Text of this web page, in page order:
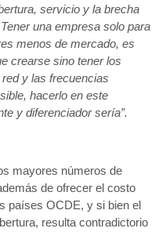
servicio y la brecha
una empresa solo para
menos de mercado, es
crearse sino tener los
y las frecuencias
hacerlo en este
y diferenciador sería”.
mayores números de
de ofrecer el costo
países OCDE, y si bien el
resulta contradictorio